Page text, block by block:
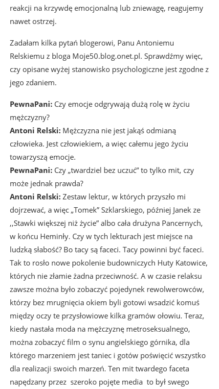
reakcji na krzywdę emocjonalną lub zniewagę, reagujemy
nawet ostrzej.
Zadałam kilka pytań blogerowi, Panu Antoniemu
Relskiemu z bloga Moje50.blog.onet.pl. Sprawdźmy więc,
czy opisane wyżej stanowisko psychologiczne jest zgodne z
jego zdaniem.
PewnaPani: Czy emocje odgrywają dużą rolę w życiu
mężczyzny?
Antoni Relski: Mężczyzna nie jest jakąś odmianą
człowieka. Jest człowiekiem, a więc całemu jego życiu
towarzyszą emocje.
PewnaPani: Czy „twardziel bez uczuć” to tylko mit, czy
może jednak prawda?
Antoni Relski: Zestaw lektur, w których przyszło mi
dojrzewać, a więc „Tomek” Szklarskiego, później Janek ze
,,Stawki większej niż życie” albo cała drużyna Pancernych,
w końcu Heminły. Czy w tych lekturach jest miejsce na
ludzką słabość? Bo tacy są faceci. Tacy powinni być faceci.
Tak to rosło nowe pokolenie budowniczych Huty Katowice,
których nie złamie żadna przeciwność. A w czasie relaksu
zawsze można było zobaczyć pojedynek rewolwerowców,
którzy bez mrugnięcia okiem byli gotowi wsadzić komuś
między oczy te przysłowiowe kilka gramów ołowiu. Teraz,
kiedy nastała moda na mężczyznę metroseksualnego,
można zobaczyć film o synu angielskiego górnika, dla
którego marzeniem jest taniec i gotów poświęcić wszystko
dla realizacji swoich marzeń. Ten mit twardego faceta
napędzany przez szeroko pojęte media to był swego